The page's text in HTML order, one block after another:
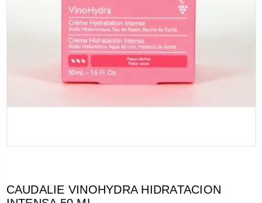
CAUDALIE VINOHYDRA HIDRATACION